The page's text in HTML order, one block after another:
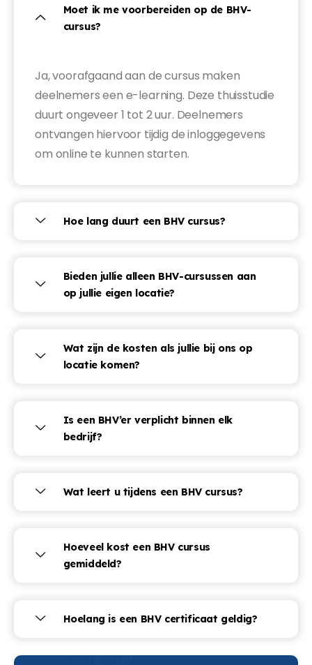
Moet ik me voorbereiden op de BHV-
cursus?
Ja, voorafgaand aan de cursus maken
deelnemers een e-learning. Deze thuisstudie
duurt ongeveer 1 tot 2 uur. Deelnemers
ontvangen hiervoor tijdig de inloggegevens
om online te kunnen starten.
Hoe lang duurt een BHV cursus?
Bieden jullie alleen BHV-cursussen aan
op jullie eigen locatie?
Wat zijn de kosten als jullie bij ons op
locatie komen?
Is een BHV’er verplicht binnen elk
bedrijf?
Wat leert u tijdens een BHV cursus?
Hoeveel kost een BHV cursus
gemiddeld?
Hoelang is een BHV certificaat geldig?